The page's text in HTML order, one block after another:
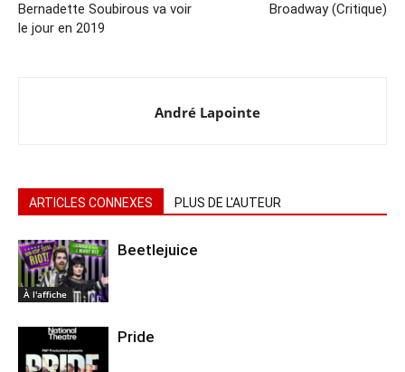
Bernadette Soubirous va voir
le jour en 2019
Broadway (Critique)
André Lapointe
ARTICLES CONNEXES PLUS DE L'AUTEUR
À l'affiche
Beetlejuice
Pride